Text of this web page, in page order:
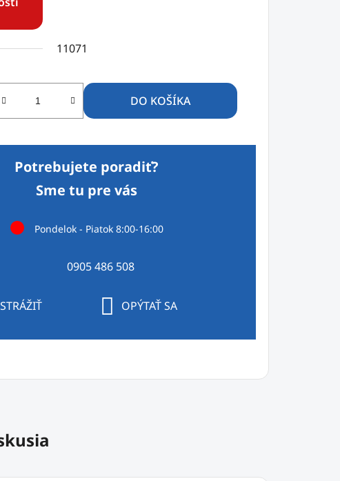
11071
DO KOŠÍKA
Potrebujete poradiť?
Sme tu pre vás
Pondelok - Piatok 8:00-16:00
0905 486 508
STRÁŽIŤ OPÝTAŤ SA